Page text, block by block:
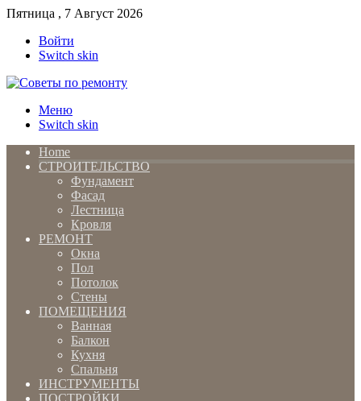
Пятница , 7 Август 2026
Войти
Switch skin
Меню
Switch skin
Home
СТРОИТЕЛЬСТВО
Фундамент
Фасад
Лестница
Кровля
РЕМОНТ
Окна
Пол
Потолок
Стены
ПОМЕЩЕНИЯ
Ванная
Балкон
Кухня
Спальня
ИНСТРУМЕНТЫ
ПОСТРОЙКИ